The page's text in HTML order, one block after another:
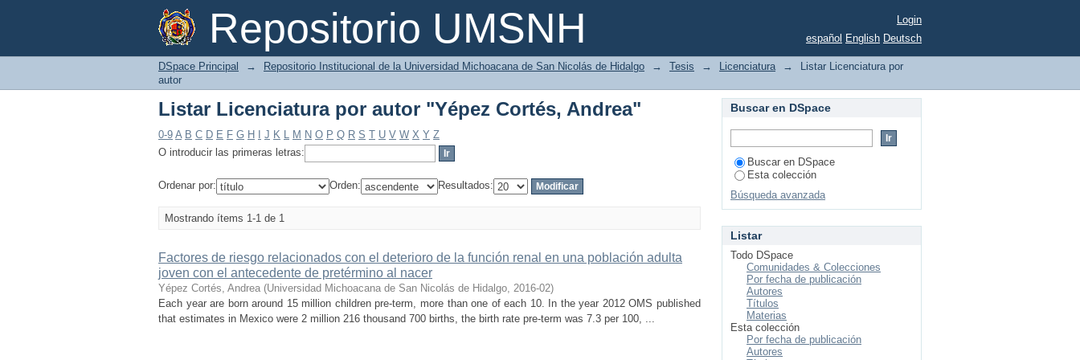
Repositorio UMSNH
Listar Licenciatura por autor "Yépez Cortés, Andrea"
Login
español English Deutsch
DSpace Principal → Repositorio Institucional de la Universidad Michoacana de San Nicolás de Hidalgo → Tesis → Licenciatura →
Listar Licenciatura por
autor
Listar Licenciatura por autor "Yépez Cortés, Andrea"
0-9 A B C D E F G H J K L M N O P Q R S T U V W X Y Z
O introducir las primeras letras:
Ordenar por: Orden: Resultados:
Mostrando ítems 1-1 de 1
Factores de riesgo relacionados con el deterioro de la función renal en una población adulta
joven con el antecedente de pretérmino al nacer
Yépez Cortés, Andrea (Universidad Michoacana de San Nicolás de Hidalgo, 2016-02)
Each year are born around 15 million children pre-term, more than one of each 10. In the year 2012 OMS published
that estimates in Mexico were 2 million 216 thousand 700 births, the birth rate pre-term was 7.3 per 100, ...
Buscar en DSpace
Buscar en DSpace
Esta colección
Búsqueda avanzada
Listar
Todo DSpace
Comunidades & Colecciones
Por fecha de publicación
Autores
Títulos
Materias
Esta colección
Por fecha de publicación
Autores